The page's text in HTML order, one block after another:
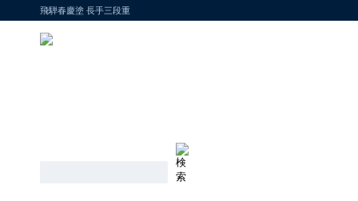
飛騨春慶塗 長手三段重